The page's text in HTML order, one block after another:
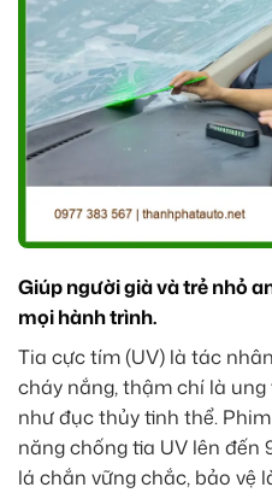
Giúp người già và trẻ nhỏ
mọi hành trình.
Tia cực tím (UV) là tác
cháy nắng, thậm chí là
như đục thủy tinh thể.
năng chống tia UV lên đến
lá chắn vững chắc, bảo vệ